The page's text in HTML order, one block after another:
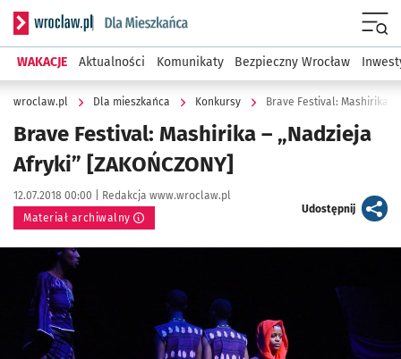
Serwis informacyjny wroclaw.pl podserwis: Dla mieszkańca
WAKACJE Aktualności Komunikaty Bezpieczny Wrocław
wroclaw.pl Dla mieszkańca Konkursy Brave Festival: Mashirika –
Brave Festival: Mashirika – „Nadzieja
Afryki” [ZAKOŃCZONY]
Data publikacji:
12.07.2018 00:00 | Autor:
Redakcja www.wroclaw.pl
Materiał archiwalny
Udostępnijartykuł
Kliknij, aby powiększyć